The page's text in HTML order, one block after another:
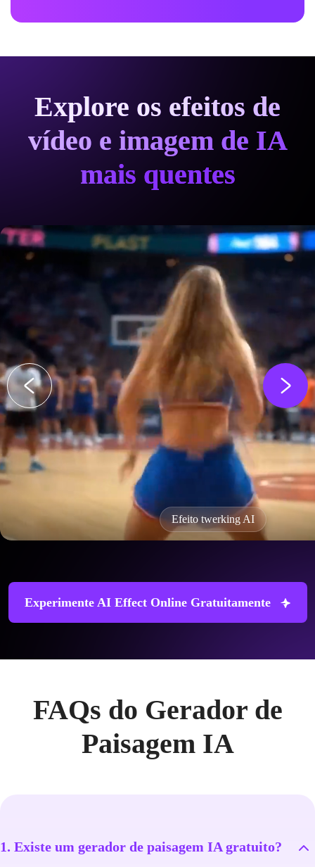
Explore os efeitos de
vídeo e imagem de IA
mais quentes
Filtro de idade AI
Experimente AI Effect Online Gratuitamente
FAQs do Gerador de
Paisagem IA
1. Existe um gerador de paisagem IA gratuito?